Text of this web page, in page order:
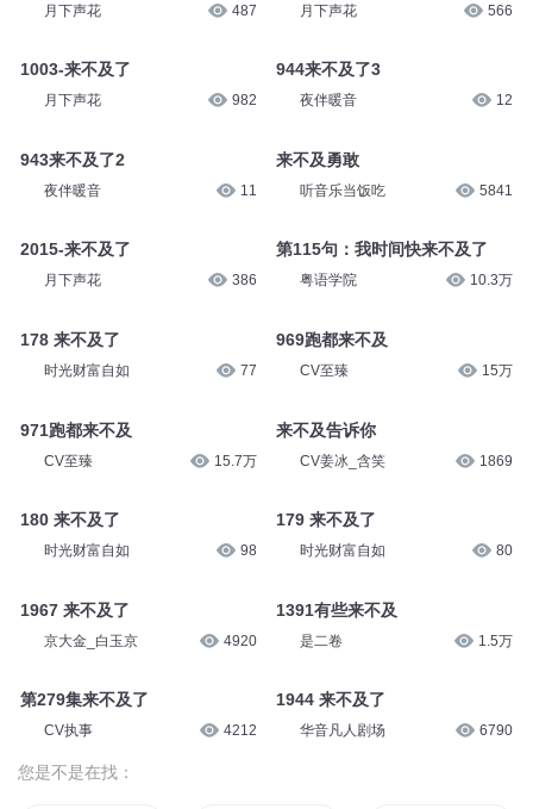
月下声花 487
1003-来不及了
月下声花 982
943来不及了2
夜伴暖音 11
2015-来不及了
月下声花 386
178 来不及了
时光财富自如 77
971跑都来不及
CV至臻 15.7万
180 来不及了
时光财富自如 98
1967 来不及了
京大金_白玉京 4920
第279集来不及了
CV执事 4212
月下声花 566
944来不及了3
夜伴暖音 12
来不及勇敢
听音乐当饭吃 5841
第115句：我时间快来不及了
粤语学院 10.3万
969跑都来不及
CV至臻 15万
来不及告诉你
CV姜冰_含笑 1869
179 来不及了
时光财富自如 80
1391有些来不及
是二卷 1.5万
1944 来不及了
华音凡人剧场 6790
您是不是在找：